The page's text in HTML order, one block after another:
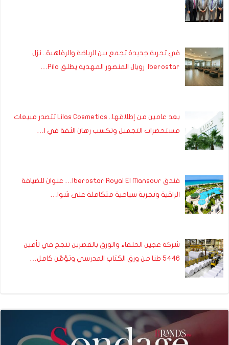
في تجربة جديدة تجمع بين الرياضة والرفاهية.. نزل
Iberostar رويال المنصور المهدية يطلق Pila…
بعد عامين من إطلاقها.. Lilas Cosmetics تتصدر مبيعات
مستحضرات التجميل وتكسب رهان الثقة في ا…
فندق Iberostar Royal El Mansour… عنوان للضيافة
الراقية وتجربة سياحية متكاملة على شوا…
شركة عجين الحلفاء والورق بالقصرين تنجح في تأمين
5446 طنا من ورق الكتاب المدرسي وتؤمّن كامل…